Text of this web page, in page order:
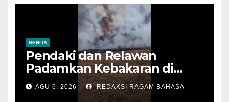
BERITA
Pendaki dan Relawan
Padamkan Kebakaran di
Alun-alun Suryakencana
Sebelum Meluas
AGU 6, 2026 REDAKSI RAGAM BAHASA